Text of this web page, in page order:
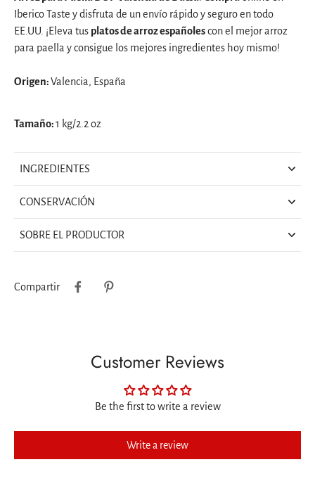
Iberico Taste y disfruta de un envío rápido y seguro en todo
EE.UU. ¡Eleva tus platos de arroz españolescon el mejor arroz
para paella y consigue los mejores ingredientes hoy mismo!
Origen:Valencia, España
Tamaño:1 kg/2.2 oz
INGREDIENTES
CONSERVACIÓN
SOBRE EL PRODUCTOR
Compartir
Customer Reviews
Be the first to write a review
Write a review